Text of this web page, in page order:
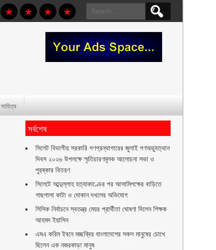
Search
for:
সাহিত্য
সর্বশেষ
সিলেট বিভাগীয় সরকারি গণগ্রন্থাগারের জুলাই গণঅভ্যুত্থান
দিবস ২০২৬ উপলক্ষে স্মৃতিচারণমূলক আলোচনা সভা ও
পুরষ্কার বিতরণ ‎ ‎
সিলেটে আব্দুল্লাহ হত্যাকাণ্ডের পর আসামিপক্ষের বাড়িতে
গাছপালা কাটা ও দোকান দখলের অভিযোগ
সিসিক নির্বাচনে স্বতন্ত্র মেয়র প্রার্থীতা ঘোষণা দিলেন শিক্ষক
আহমদ ইয়াসিন
এমএ করিম ইবনে মচ্ছব্বির বাংলাদেশের সকল মানুষের চোখে
ছিলেন এক নজরকাড়া মানুষ ‎